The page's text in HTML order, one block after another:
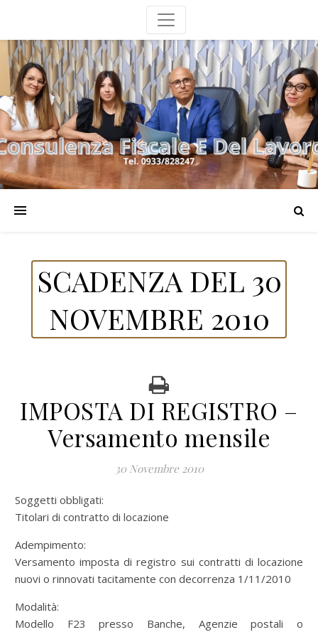
SCADENZA DEL 30
NOVEMBRE 2010
IMPOSTA DI REGISTRO –
Versamento mensile
30 Novembre 2010
Soggetti obbligati:
Titolari di contratto di locazione
Adempimento:
Versamento imposta di registro sui contratti di locazione
nuovi o rinnovati tacitamente con decorrenza 1/11/2010
Modalità:
Modello F23 presso Banche, Agenzie postali o